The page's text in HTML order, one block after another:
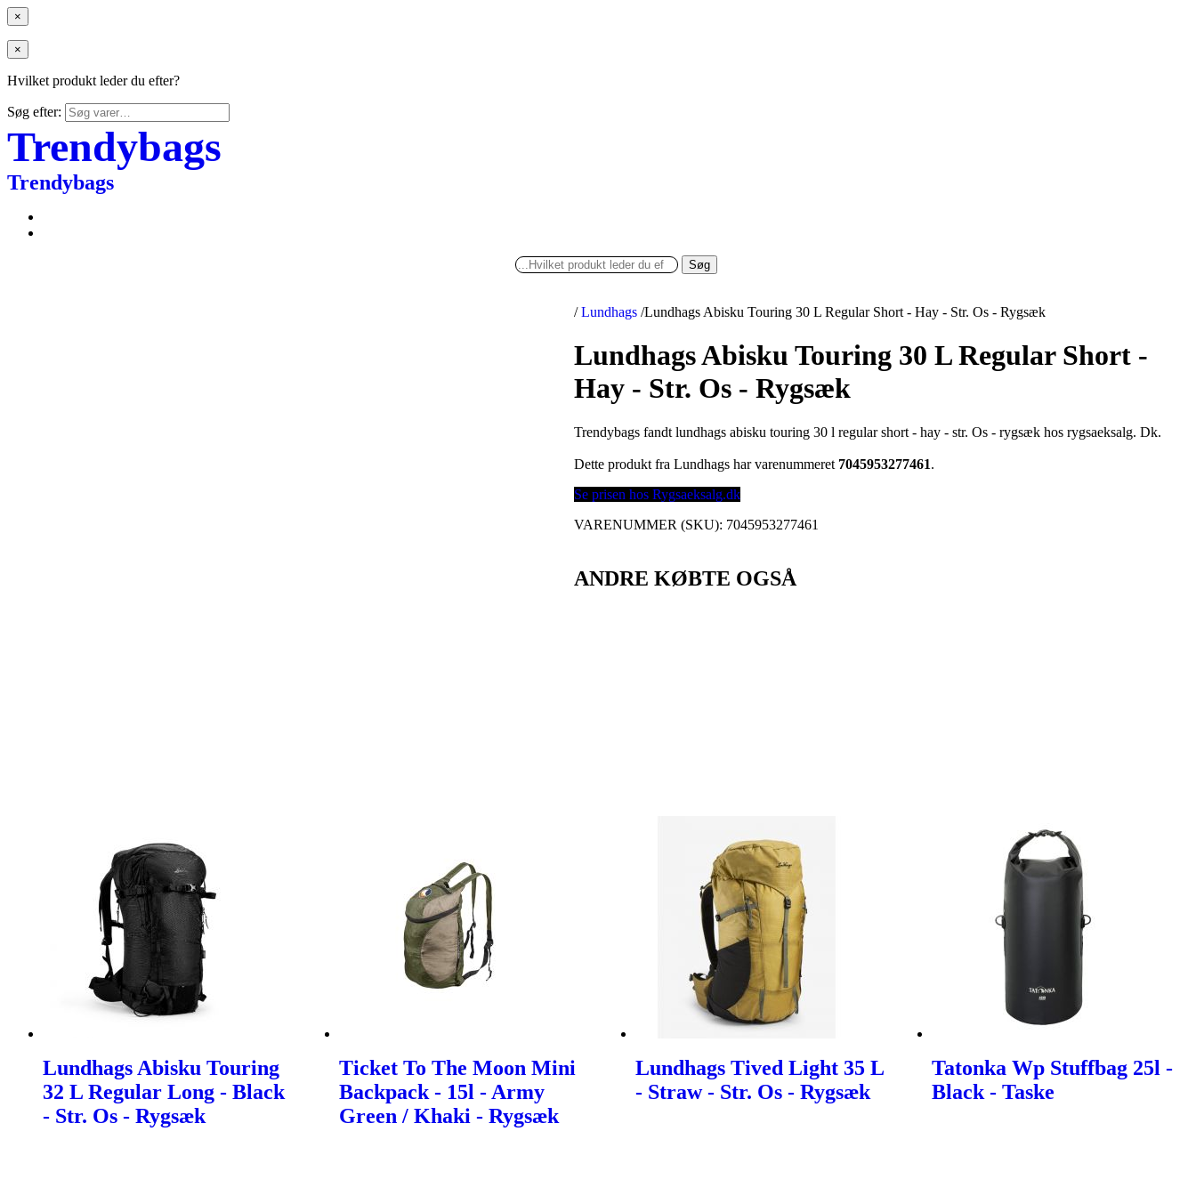
×
×
Hvilket produkt leder du efter?
Søg efter:
Trendybags
Trendybags
Søg
/ Lundhags /Lundhags Abisku Touring 30 L Regular Short - Hay - Str. Os - Rygsæk
Lundhags Abisku Touring 30 L Regular Short -
Hay - Str. Os - Rygsæk
Trendybags fandt lundhags abisku touring 30 l regular short - hay - str. Os - rygsæk hos rygsaeksalg. Dk.
Dette produkt fra Lundhags har varenummeret 7045953277461.
Se prisen hos Rygsaeksalg.dk
VARENUMMER (SKU): 7045953277461
ANDRE KØBTE OGSÅ
Lundhags Abisku Touring
32 L Regular Long - Black
- Str. Os - Rygsæk
Ticket To The Moon Mini
Backpack - 15l - Army
Green / Khaki - Rygsæk
Lundhags Tived Light 35 L
- Straw - Str. Os - Rygsæk
Tatonka Wp Stuffbag 25l -
Black - Taske